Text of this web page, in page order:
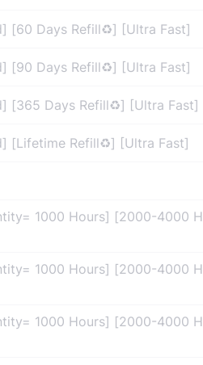
[60 Days Refill♻️] [Ultra Fast]
[90 Days Refill♻️] [Ultra Fast]
[365 Days Refill♻️] [Ultra Fast]
[Lifetime Refill♻️] [Ultra Fast]
1000 Hours] [2000-4000 H
1000 Hours] [2000-4000 H
1000 Hours] [2000-4000 H